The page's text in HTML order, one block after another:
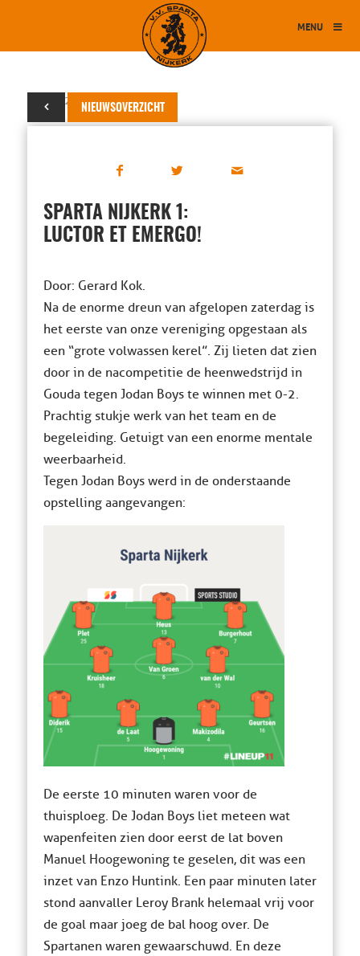
MENU
NIEUWSOVERZICHT
29 mei 2019
SPARTA NIJKERK 1:
LUCTOR ET EMERGO!
Door: Gerard Kok.
Na de enorme dreun van afgelopen zaterdag is
het eerste van onze vereniging opgestaan als
een “grote volwassen kerel”. Zij lieten dat zien
door in de nacompetitie de heenwedstrijd in
Gouda tegen Jodan Boys te winnen met 0-2.
Prachtig stukje werk van het team en de
begeleiding. Getuigt van een enorme mentale
weerbaarheid.
Tegen Jodan Boys werd in de onderstaande
opstelling aangevangen:
De eerste 10 minuten waren voor de
thuisploeg. De Jodan Boys liet meteen wat
wapenfeiten zien door eerst de lat boven
Manuel Hoogewoning te geselen, dit was een
inzet van Enzo Huntink. Een paar minuten later
stond aanvaller Leroy Brank helemaal vrij voor
de goal maar joeg de bal hoog over. De
Spartanen waren gewaarschuwd. En deze